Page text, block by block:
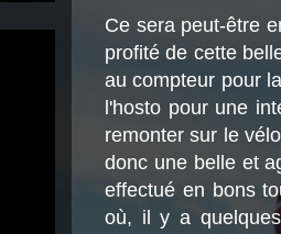
Ce sera peut-être
profité de cette
au compteur pour
l'hosto pour une
remonter sur le
donc une belle et
effectué en bons
où, il y a